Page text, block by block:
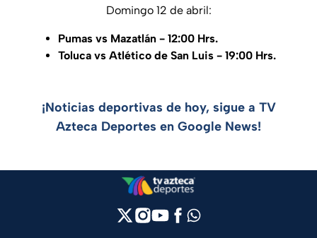
Domingo 12 de abril:
Pumas vs Mazatlán - 12:00 Hrs.
Toluca vs Atlético de San Luis - 19:00 Hrs.
¡Noticias deportivas de hoy, sigue a TV
Azteca Deportes en Google News!